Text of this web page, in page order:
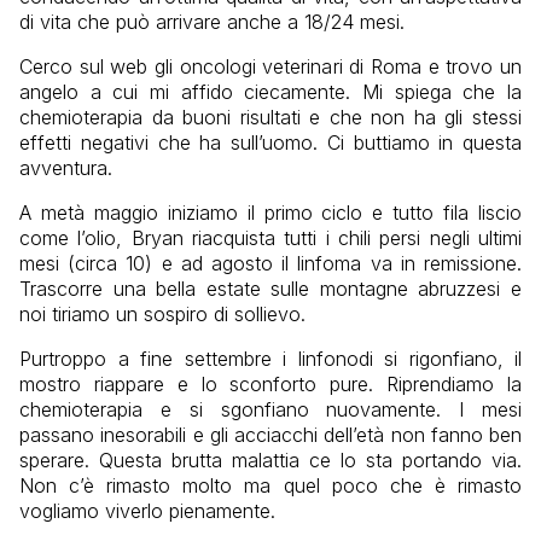
di vita che può arrivare anche a 18/24 mesi.
Cerco sul web gli oncologi veterinari di Roma e trovo un
angelo a cui mi affido ciecamente. Mi spiega che la
chemioterapia da buoni risultati e che non ha gli stessi
effetti negativi che ha sull’uomo. Ci buttiamo in questa
avventura.
A metà maggio iniziamo il primo ciclo e tutto fila liscio
come l’olio, Bryan riacquista tutti i chili persi negli ultimi
mesi (circa 10) e ad agosto il linfoma va in remissione.
Trascorre una bella estate sulle montagne abruzzesi e
noi tiriamo un sospiro di sollievo.
Purtroppo a fine settembre i linfonodi si rigonfiano, il
mostro riappare e lo sconforto pure. Riprendiamo la
chemioterapia e si sgonfiano nuovamente. I mesi
passano inesorabili e gli acciacchi dell’età non fanno ben
sperare. Questa brutta malattia ce lo sta portando via.
Non c’è rimasto molto ma quel poco che è rimasto
vogliamo viverlo pienamente.